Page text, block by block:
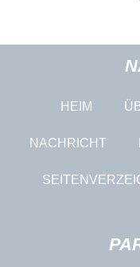
HEIM
NACHRICHT